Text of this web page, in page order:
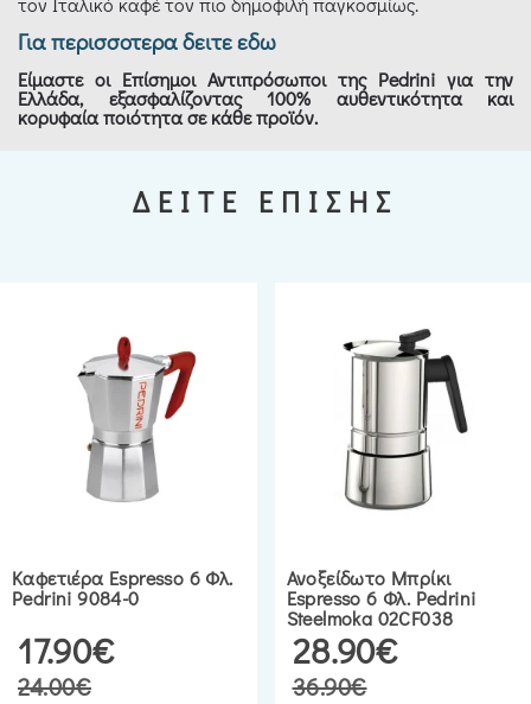
Για περισσοτερα δειτε εδω
Είμαστε οι Επίσημοι Αντιπρόσωποι της Pedrini για την
Ελλάδα, εξασφαλίζοντας 100% αυθεντικότητα και
κορυφαία ποιότητα σε κάθε προϊόν.
ΔΕΙΤΕ ΕΠΙΣΗΣ
Καφετιέρα Espresso 6 Φλ.
Pedrini 9084-0
17.90€
24.00€
Ανοξείδωτο Μπρίκι
Espresso 6 Φλ. Pedrini
Steelmoka 02CF038
28.90€
36.90€